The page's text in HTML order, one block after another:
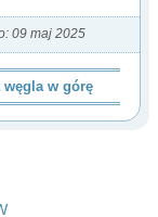
09 maj 2025
w górę